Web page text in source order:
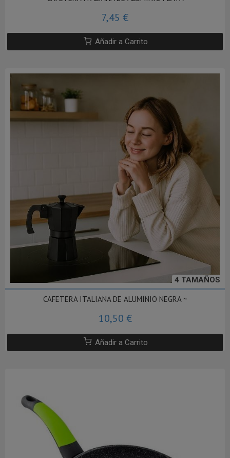
7,45 €
Añadir a Carrito
4 TAMAÑOS
CAFETERA ITALIANA DE ALUMINIO NEGRA ~
10,50 €
Añadir a Carrito